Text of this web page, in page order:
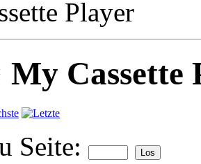
Player
My Cassette
Seite: